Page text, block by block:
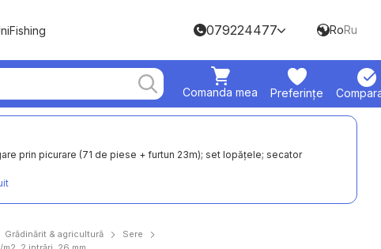
079224477 RoRu
Comanda mea Preferințe
prin picurare (71 de piese + furtun 23m); set lopățele; secator
Grădinărit & agricultură
Sere